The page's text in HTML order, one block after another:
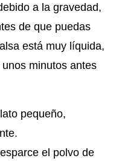
a la gravedad,
de que puedas
está muy líquida,
minutos antes
pequeño,
el polvo de